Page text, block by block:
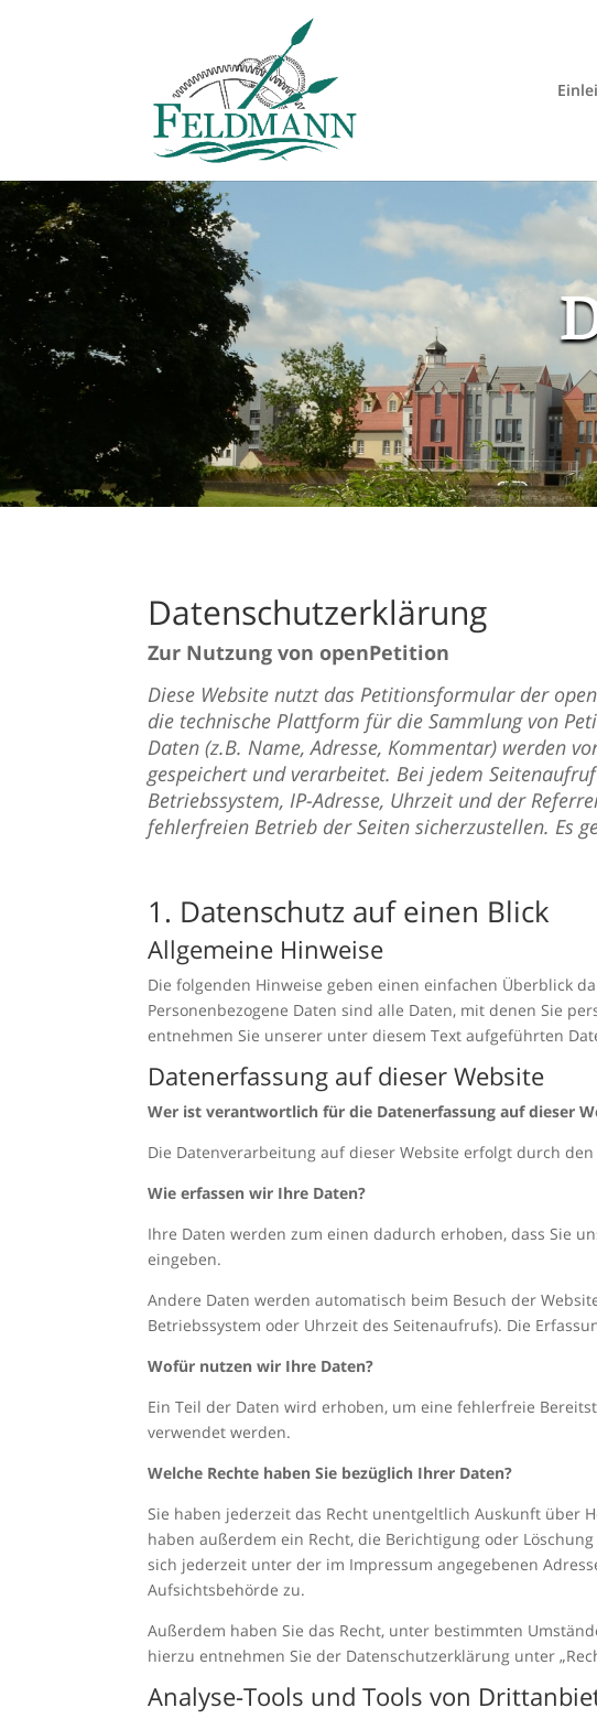
Datenschutzerklärung
Zur Nutzung von openPetition
Diese Website nutzt das Petitionsformular der
die technische Plattform für die Sammlung von
Daten (z.B. Name, Adresse, Kommentar) werden
gespeichert und verarbeitet. Bei jedem
Betriebssystem, IP-Adresse, Uhrzeit und der
fehlerfreien Betrieb der Seiten sicherzustellen. Es
1. Datenschutz auf einen Blick
Allgemeine Hinweise
Die folgenden Hinweise geben einen einfachen Überblick
Personenbezogene Daten sind alle Daten, mit denen Sie
entnehmen Sie unserer unter diesem Text aufgeführten
Datenerfassung auf dieser Website
Wer ist verantwortlich für die Datenerfassung auf dieser
Die Datenverarbeitung auf dieser Website erfolgt durch
Wie erfassen wir Ihre Daten?
Ihre Daten werden zum einen dadurch erhoben, dass Sie
eingeben.
Andere Daten werden automatisch beim Besuch der
Betriebssystem oder Uhrzeit des Seitenaufrufs). Die
Wofür nutzen wir Ihre Daten?
Ein Teil der Daten wird erhoben, um eine fehlerfreie
verwendet werden.
Welche Rechte haben Sie bezüglich Ihrer Daten?
Sie haben jederzeit das Recht unentgeltlich Auskunft über
haben außerdem ein Recht, die Berichtigung oder
sich jederzeit unter der im Impressum angegebenen
Aufsichtsbehörde zu.
Außerdem haben Sie das Recht, unter bestimmten
hierzu entnehmen Sie der Datenschutzerklärung unter
Analyse-Tools und Tools von